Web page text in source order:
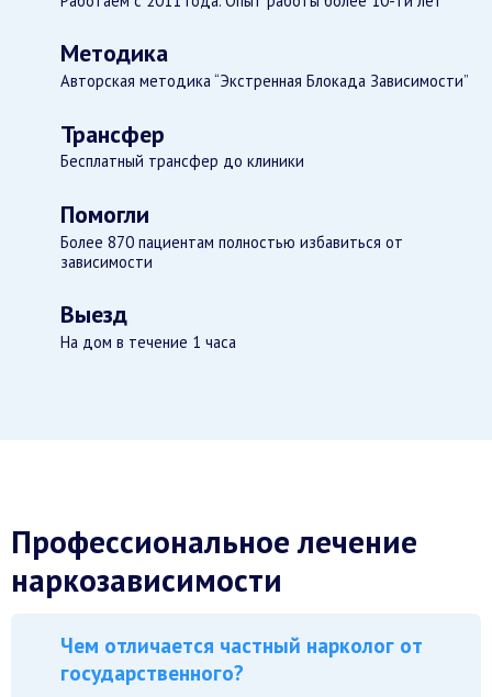
Методика
Авторская методика “Экстренная Блокада Зависимости”
Трансфер
Бесплатный трансфер до клиники
Помогли
Более 870 пациентам полностью избавиться от
зависимости
Выезд
На дом в течение 1 часа
Профессиональное лечение
наркозависимости
Чем отличается частный нарколог от
государственного?